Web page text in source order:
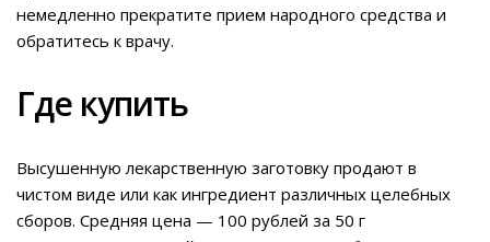
немедленно прекратите прием народного средства и
обратитесь к врачу.
Где купить
Высушенную лекарственную заготовку продают в
чистом виде или как ингредиент различных целебных
сборов. Средняя цена — 100 рублей за 50 г